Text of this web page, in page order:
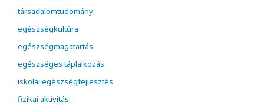
társadalomtudomány
egészségkultúra
egészségmagatartás
egészséges táplálkozás
iskolai egészségfejlesztés
fizikai aktivitás